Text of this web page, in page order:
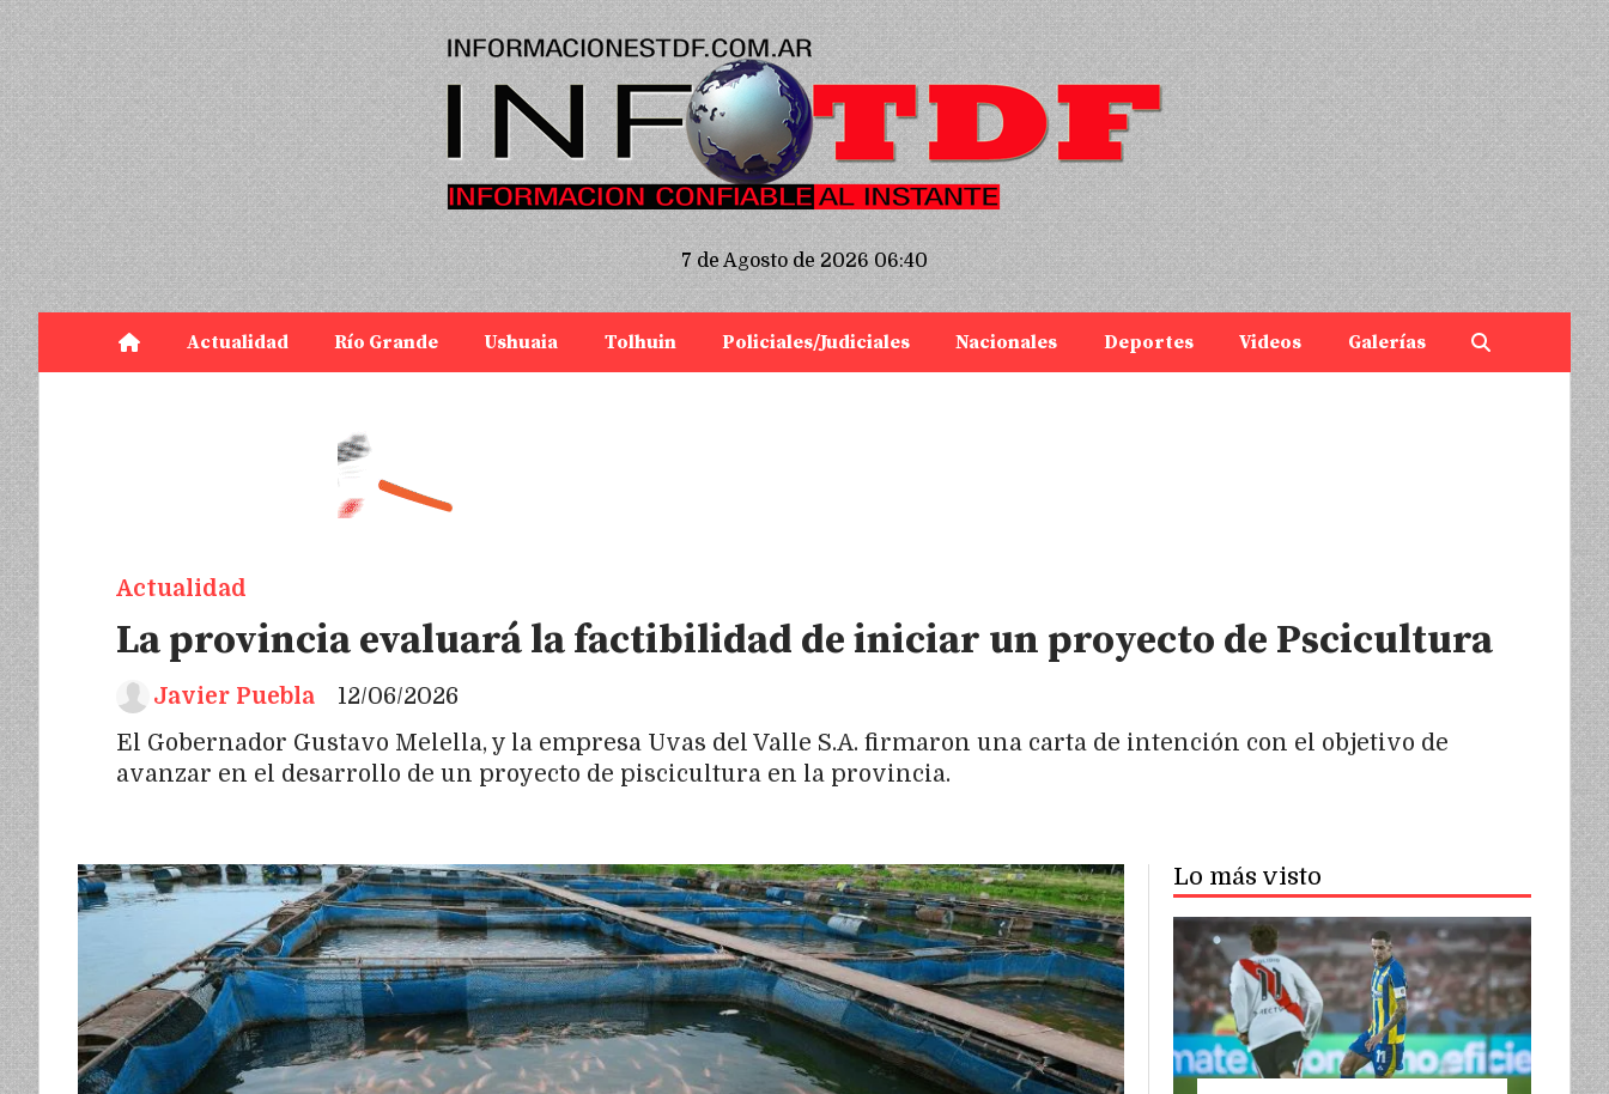
7 de Agosto de 2026 06:40
Actualidad Río Grande Ushuaia Tolhuin Policiales/Judiciales Nacionales Deportes Videos Galerías
La provincia evaluará la factibilidad de iniciar un proyecto de Pscicultura
El Gobernador Gustavo Melella, y la empresa Uvas del Valle S.A. firmaron una carta de intención con el objetivo de
avanzar en el desarrollo de un proyecto de piscicultura en la provincia.
Actualidad
12/06/2026
Javier Puebla
Lo más visto